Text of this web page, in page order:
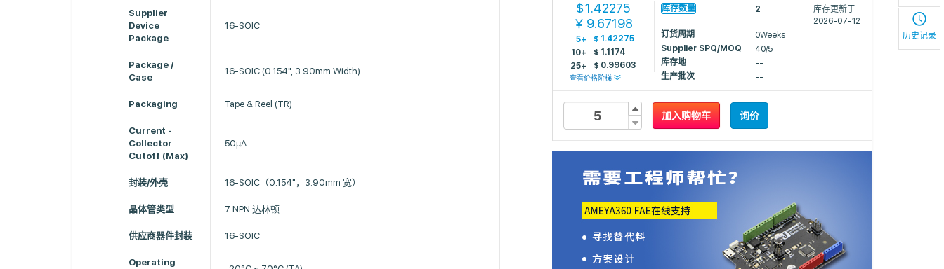
历史记录
Supplier
Device
Package
16-SOIC
Package /
Case
16-SOIC (0.154", 3.90mm Width)
Packaging Tape & Reel (TR)
Current -
Collector
Cutoff (Max)
50µA
封装/外壳 16-SOIC（0.154"，3.90mm 宽）
晶体管类型 7 NPN 达林顿
供应商器件封装 16-SOIC
Operating
$1.42275
￥ 9.67198
查看价格阶梯
5+ $ 1.42275
10+
$ 1.1174
25+
$ 0.99603
库存数量 2
库存更新于
2026-07-12
订货周期
0Weeks
Supplier SPQ/MOQ
40/5
库存地
--
生产批次
--
加入购物车 询价